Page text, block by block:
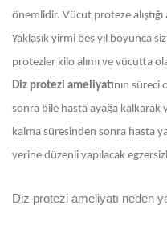
önemlidir. Vücut proteze alıştığı
Yaklaşık yirmi beş yıl boyunca
protezler kilo alımı ve vücutta
Diz protezi ameliyatının süreci
sonra bile hasta ayağa
kalma süresinden sonra hasta
yerine düzenli yapılacak
Diz protezi ameliyatı neden